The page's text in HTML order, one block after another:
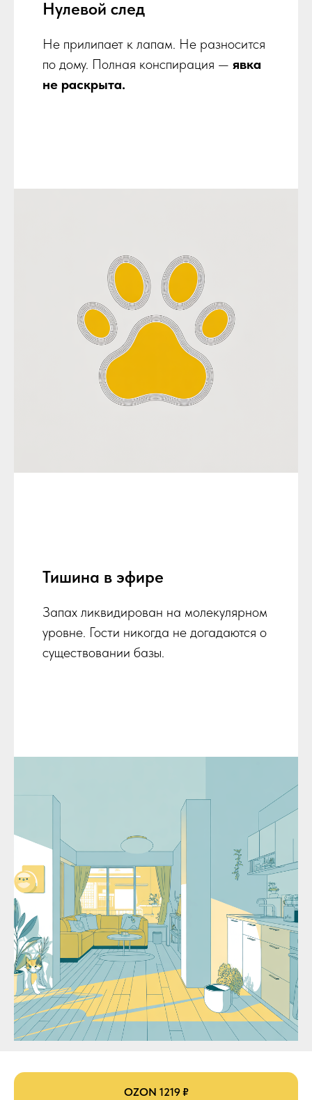
Нулевой след
Не прилипает к лапам. Не разносится
по дому. Полная конспирация — явка
не раскрыта.
Тишина в эфире
Запах ликвидирован на молекулярном
уровне. Гости никогда не догадаются о
существовании базы.
OZON 1219 ₽